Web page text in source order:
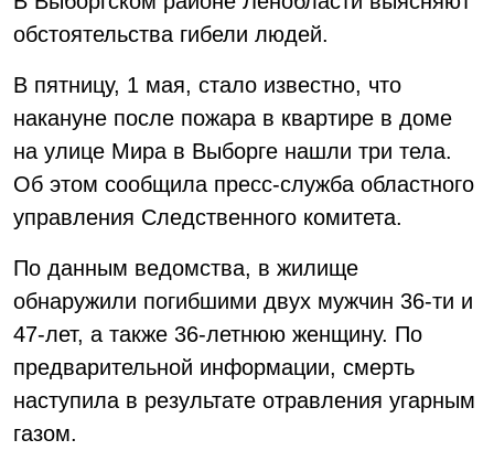
обстоятельства гибели людей.
В пятницу, 1 мая, стало известно, что
накануне после пожара в квартире в доме
на улице Мира в Выборге нашли три тела.
Об этом сообщила пресс-служба областного
управления Следственного комитета.
По данным ведомства, в жилище
обнаружили погибшими двух мужчин 36-ти и
47-лет, а также 36-летнюю женщину. По
предварительной информации, смерть
наступила в результате отравления угарным
газом.